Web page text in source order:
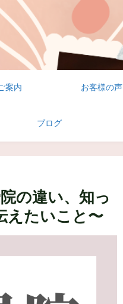
案内 お客様の声
ブログ
の違い、知っ
えたいこと〜